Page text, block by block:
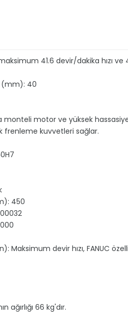
41.6 devir/dakika hızı ve
(mm): 40
monteli motor ve yüksek
frenleme kuvvetleri sağlar.
450
Maksimum devir hızı, FANUC
ağırlığı 66 kg'dır.